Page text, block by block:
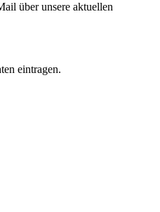
über unsere aktuellen
eintragen.